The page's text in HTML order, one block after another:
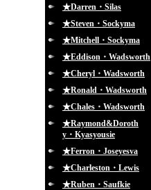
★Darren・Silas
★Steven・Sockyma
★Mitchell・Sockyma
★Eddison・Wadsworth
★Cheryl・Wadsworth
★Ronald・Wadsworth
★Chales・Wadsworth
★Raymond&Doroth
y・Kyasyousie
★Ferron・Joseyesva
★Charleston・Lewis
★Ruben・Saufkie